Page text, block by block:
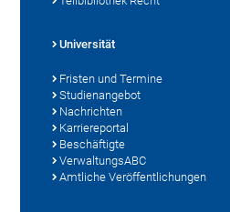
Universität
Fristen und Termine
Studienangebot
Nachrichten
Karriereportal
Beschäftigte
VerwaltungsABC
Amtliche Veröffentlichungen